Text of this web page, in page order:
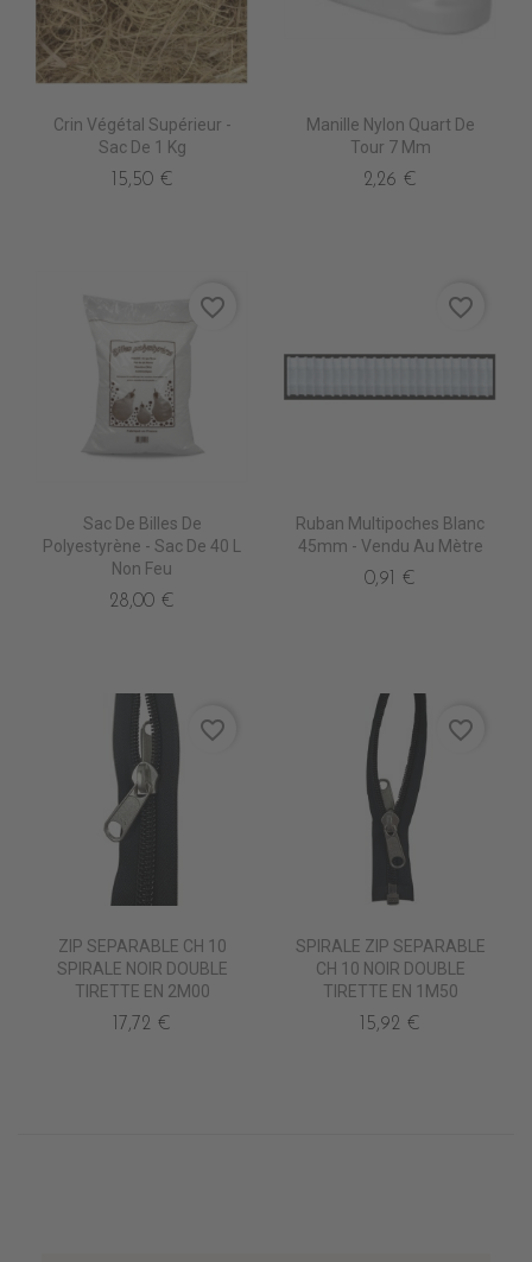
Crin Végétal Supérieur -
Sac De 1 Kg
15,50 €
Manille Nylon Quart De
Tour 7 Mm
2,26 €
Sac De Billes De
Polyestyrène - Sac De 40 L
Non Feu
28,00 €
favorite_border
Ruban Multipoches Blanc
45mm - Vendu Au Mètre
0,91 €
favorite_border
ZIP SEPARABLE CH 10
SPIRALE NOIR DOUBLE
TIRETTE EN 2M00
17,72 €
favorite_border
SPIRALE ZIP SEPARABLE
CH 10 NOIR DOUBLE
TIRETTE EN 1M50
15,92 €
favorite_border